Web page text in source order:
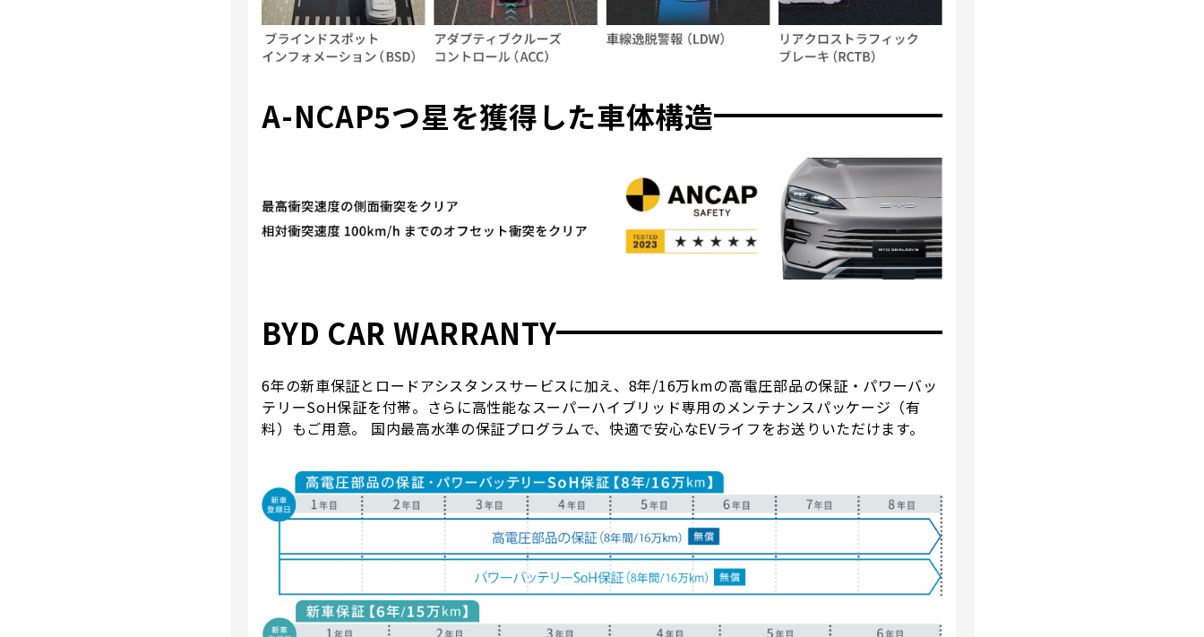
A-NCAP5つ星を獲得した車体構造
BYD CAR WARRANTY
6年の新車保証とロードアシスタンスサービスに加え、8年/16万kmの高電圧部品の保証・パワーバッ
テリーSoH保証を付帯。さらに高性能なスーパーハイブリッド専用のメンテナンスパッケージ（有
料）もご用意。 国内最高水準の保証プログラムで、快適で安心なEVライフをお送りいただけます。